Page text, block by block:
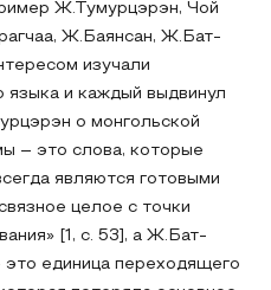
Ж.Тумурцэрэн, Чой
Ж.Баянсан, Ж.Бат-
изучали
языка и каждый выдвинул
о монгольской
– это слова, которые
являются готовыми
целое с точки
[1, с. 53], а Ж.Бат-
единица переходящего